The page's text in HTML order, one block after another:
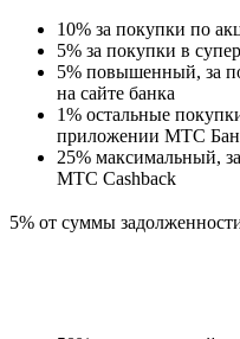
10% за покупки по
5% за покупки в
5% повышенный, за
на сайте банка
1% остальные
приложении МТС
25% максимальный,
МТС Cashback
5% от суммы